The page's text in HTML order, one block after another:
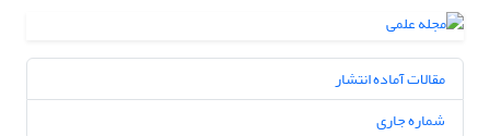
مقالات آماده انتشار
شماره جاری